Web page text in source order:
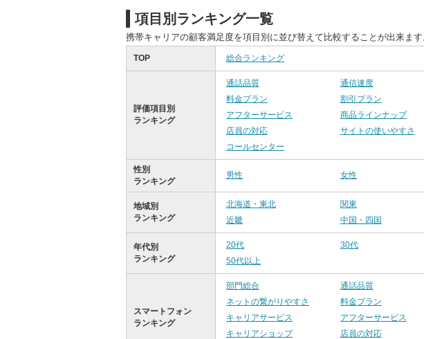
項目別ランキング一覧
携帯キャリアの顧客満足度を項目別に並び替えて比較することが出来ます
TOP 総合ランキング
評価項目別
ランキング
通話品質 通信速度
料金プラン
割引プラン
アフターサービス
商品ラインナップ
店員の対応
サイトの使いやすさ
コールセンター
性別
ランキング
男性 女性
地域別
ランキング
北海道・東北 関東
近畿
中国・四国
年代別
ランキング
20代 30代
50代以上
スマートフォン
ランキング
部門総合 通話品質
ネットの繋がりやすさ
料金プラン
キャリアサービス
アフターサービス
キャリアショップ
店員の対応